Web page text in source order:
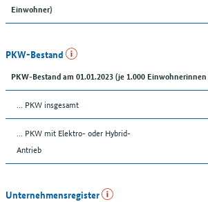
Einwohner)
PKW-Bestand
PKW-Bestand am 01.01.2023 (je 1.000
… PKW insgesamt
… PKW mit Elektro- oder Hybrid-
Antrieb
Unternehmensregister